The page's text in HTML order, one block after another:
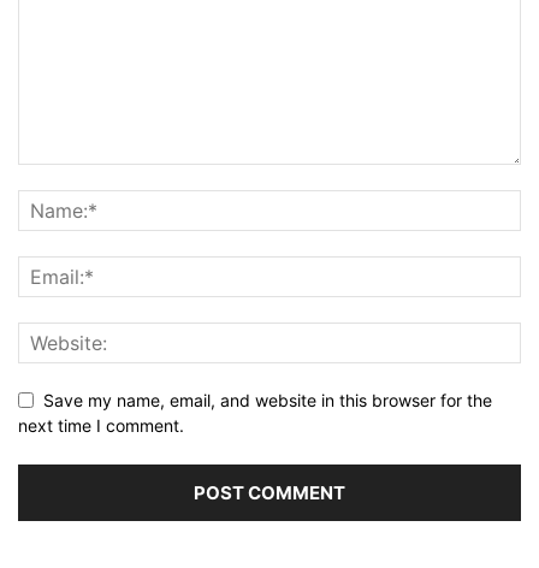
Save my name, email, and website in this browser for the
next time I comment.